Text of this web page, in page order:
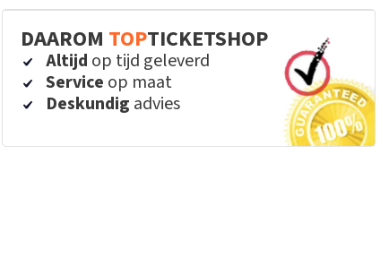
DAAROM TOPTICKETSHOP
Altijd op tijd geleverd
Service op maat
Deskundig advies